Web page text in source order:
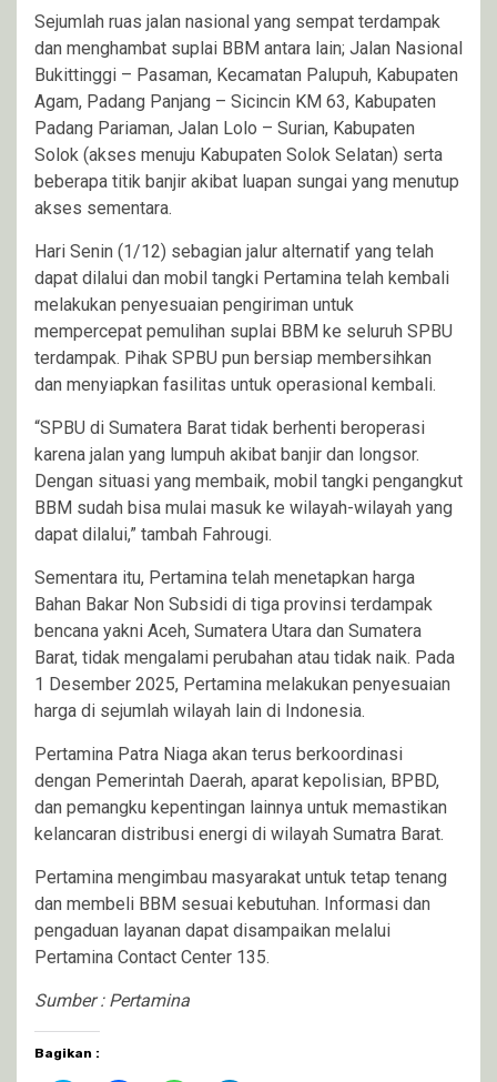
Sejumlah ruas jalan nasional yang sempat terdampak
dan menghambat suplai BBM antara lain; Jalan Nasional
Bukittinggi – Pasaman, Kecamatan Palupuh, Kabupaten
Agam, Padang Panjang – Sicincin KM 63, Kabupaten
Padang Pariaman, Jalan Lolo – Surian, Kabupaten
Solok (akses menuju Kabupaten Solok Selatan) serta
beberapa titik banjir akibat luapan sungai yang menutup
akses sementara.
Hari Senin (1/12) sebagian jalur alternatif yang telah
dapat dilalui dan mobil tangki Pertamina telah kembali
melakukan penyesuaian pengiriman untuk
mempercepat pemulihan suplai BBM ke seluruh SPBU
terdampak. Pihak SPBU pun bersiap membersihkan
dan menyiapkan fasilitas untuk operasional kembali.
“SPBU di Sumatera Barat tidak berhenti beroperasi
karena jalan yang lumpuh akibat banjir dan longsor.
Dengan situasi yang membaik, mobil tangki pengangkut
BBM sudah bisa mulai masuk ke wilayah-wilayah yang
dapat dilalui,” tambah Fahrougi.
Sementara itu, Pertamina telah menetapkan harga
Bahan Bakar Non Subsidi di tiga provinsi terdampak
bencana yakni Aceh, Sumatera Utara dan Sumatera
Barat, tidak mengalami perubahan atau tidak naik. Pada
1 Desember 2025, Pertamina melakukan penyesuaian
harga di sejumlah wilayah lain di Indonesia.
Pertamina Patra Niaga akan terus berkoordinasi
dengan Pemerintah Daerah, aparat kepolisian, BPBD,
dan pemangku kepentingan lainnya untuk memastikan
kelancaran distribusi energi di wilayah Sumatra Barat.
Pertamina mengimbau masyarakat untuk tetap tenang
dan membeli BBM sesuai kebutuhan. Informasi dan
pengaduan layanan dapat disampaikan melalui
Pertamina Contact Center 135.
Sumber : Pertamina
Bagikan :